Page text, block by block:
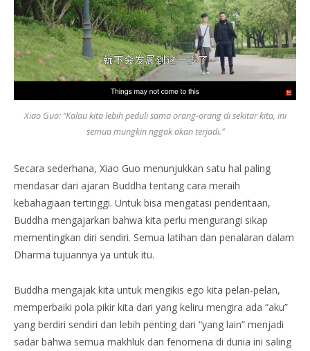
Xiao Guo: “Kalau kita lebih peduli sama orang-orang di sekitar kita, ini
semua mungkin nggak akan terjadi.”
Secara sederhana, Xiao Guo menunjukkan satu hal paling
mendasar dari ajaran Buddha tentang cara meraih
kebahagiaan tertinggi. Untuk bisa mengatasi penderitaan,
Buddha mengajarkan bahwa kita perlu mengurangi sikap
mementingkan diri sendiri. Semua latihan dan penalaran dalam
Dharma tujuannya ya untuk itu.
Buddha mengajak kita untuk mengikis ego kita pelan-pelan,
memperbaiki pola pikir kita dari yang keliru mengira ada “aku”
yang berdiri sendiri dan lebih penting dari “yang lain” menjadi
sadar bahwa semua makhluk dan fenomena di dunia ini saling